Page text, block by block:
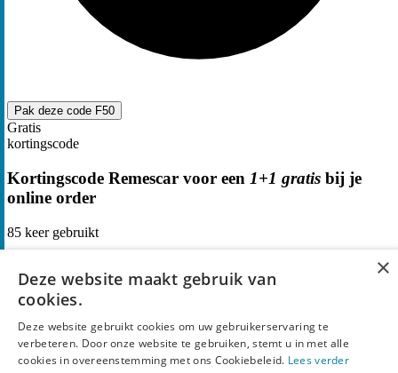
Pak deze code F50
Gratis
kortingscode
Kortingscode Remescar voor een 1+1 gratis bij je
online order
85 keer gebruikt
×
Deze website maakt gebruik van
cookies.
Deze website gebruikt cookies om uw gebruikerservaring te
verbeteren. Door onze website te gebruiken, stemt u in met alle
cookies in overeenstemming met ons Cookiebeleid. Lees verder